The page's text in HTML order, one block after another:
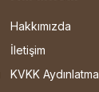
Hakkımızda
İletişim
KVKK Aydınlatma